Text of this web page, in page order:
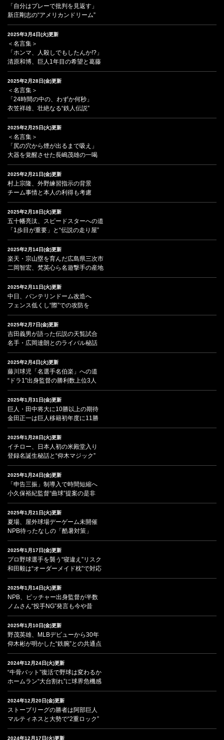
「自分はプレーで批判を見返す」
新庄剛志の“アメリカンドリーム”
2025年3月4日(火)更新
＜名言集＞
「ホンマ、人殺しでもしたんか!?」
清原和博、巨人1年目の希望と葛藤
2025年2月28日(金)更新
＜名言集＞
「24時間の中の、わずか何秒」
衣笠祥雄、壮絶なる“鉄人伝説”
2025年2月25日(火)更新
＜名言集＞
「尻の穴から煙が出るまで吸え」
大器を覚醒させた長嶋茂雄の一喝
2025年2月21日(金)更新
村上宗隆、外野練習指示の背景
チーム事情と本人の利得も考慮
2025年2月18日(火)更新
五十幡亮汰、スピードスターへの道
「1歩目が重要」と“伝説の走り屋”
2025年2月14日(金)更新
楽天・宗山塁を育んだ広島県三次市
二岡智宏、梵英心ら名遊撃手の産地
2025年2月11日(火)更新
中日、バンテリンドーム改造へ
フェンス低くし“際”での攻防を
2025年2月7日(金)更新
吉田義男が語った伝説の天覧試合
名手・広岡達朗とのライバル秘話
2025年2月4日(火)更新
藤川球児「名選手名伯楽」への道
“ドラ1”出身監督の勝利数上位3人
2025年1月31日(金)更新
巨人・田中将大に10勝以上の期待
金田正一は巨人移籍初年度に11勝
2025年1月28日(火)更新
イチロー、日本人初の米殿堂入り
登録名誕生秘話と“仰木マジック”
2025年1月24日(金)更新
「申告三振」制導入で時間短縮へ
小久保裕紀監督“曲球”提案の是非
2025年1月21日(火)更新
夏場、屋外球場デーゲーム未開催
NPB待ったなしの「酷暑対策」
2025年1月17日(金)更新
プロ野球選手を襲う“寝違え”リスク
和田毅は“オーダーメイド枕”で対応
2025年1月14日(火)更新
NPB、ピッチャー出身監督が半数
ノムさん“投手NG”発言も今や昔
2025年1月10日(金)更新
野茂英雄、MLBデビューから30年
仰木彬が明かした“鉄腕”との共通点
2024年12月24日(火)更新
“牛骨バット”復活で野球は変わるか
ホームラン“大台割れ”に球界危機感
2024年12月20日(金)更新
ストーブリーグの勝者は阿部巨人
マルティネスと大勢で“2重ロック”
2024年12月17日(火)更新